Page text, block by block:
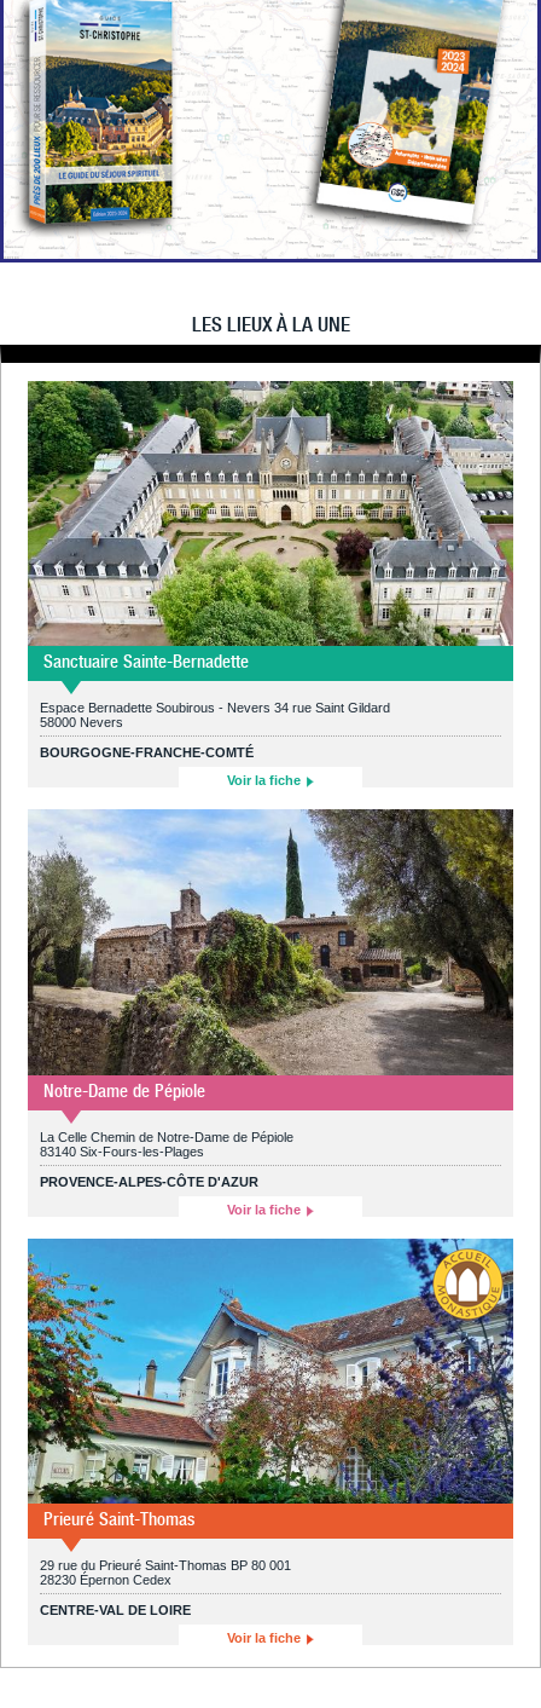
LES LIEUX À LA UNE
Sanctuaire Sainte-Bernadette
Espace Bernadette Soubirous - Nevers 34 rue Saint Gildard
58000 Nevers
BOURGOGNE-FRANCHE-COMTÉ
Voir la fiche
Notre-Dame de Pépiole
La Celle Chemin de Notre-Dame de Pépiole
83140 Six-Fours-les-Plages
PROVENCE-ALPES-CÔTE D'AZUR
Voir la fiche
Prieuré Saint-Thomas
29 rue du Prieuré Saint-Thomas BP 80 001
28230 Épernon Cedex
CENTRE-VAL DE LOIRE
Voir la fiche